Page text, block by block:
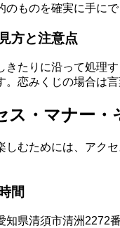
ものを確実に手にで
方と注意点
きたりに沿って処理
恋みくじの場合は
ス・マナー・
しむためには、アク
間
知県清須市清洲2272